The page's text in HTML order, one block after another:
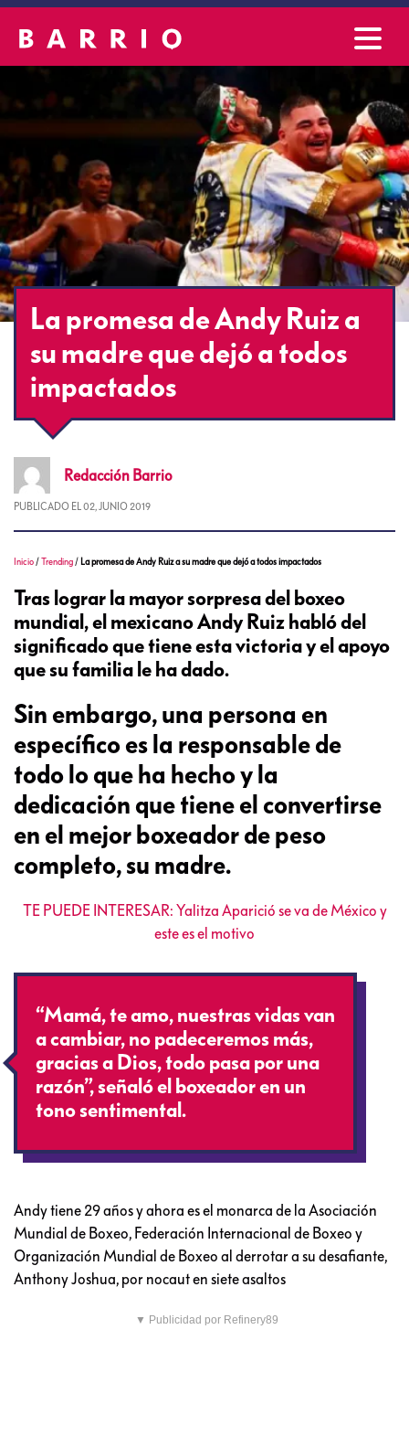
La promesa de Andy Ruiz a
su madre que dejó a todos
impactados
Redacción Barrio
PUBLICADO EL 02, JUNIO 2019
Inicio /Trending / La promesa de Andy Ruiz a su madre que dejó a todos impactados
Tras lograr la mayor sorpresa del boxeo
mundial, el mexicano Andy Ruiz habló del
significado que tiene esta victoria y el apoyo
que su familia le ha dado.
Sin embargo, una persona en
específico es la responsable de
todo lo que ha hecho y la
dedicación que tiene el convertirse
en el mejor boxeador de peso
completo, su madre.
TE PUEDE INTERESAR: Yalitza Aparició se va de México y
este es el motivo
“Mamá, te amo, nuestras vidas van
a cambiar, no padeceremos más,
gracias a Dios, todo pasa por una
razón”, señaló el boxeador en un
tono sentimental.
Andy tiene 29 años y ahora es el monarca de la Asociación
Mundial de Boxeo, Federación Internacional de Boxeo y
Organización Mundial de Boxeo al derrotar a su desafiante,
Anthony Joshua, por nocaut en siete asaltos
▼ Publicidad por Refinery89